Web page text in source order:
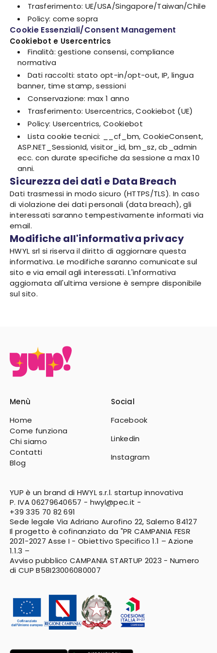
Trasferimento: UE/USA/Singapore/Taiwan/Chile
Policy: come sopra
Cookie Essenziali/Consent Management
Cookiebot e Usercentrics
Finalità: gestione consensi, compliance
normativa
Dati raccolti: stato opt-in/opt-out, IP, lingua
banner, time stamp, sessioni
Conservazione: max 1 anno
Trasferimento: Usercentrics, Cookiebot (UE)
Policy: Usercentrics, Cookiebot
Lista cookie tecnici: __cf_bm, CookieConsent,
ASP.NET_SessionId, visitor_id, bm_sz, cb_admin
ecc. con durate specifiche da sessione a max 10
anni.
Sicurezza dei dati e Data Breach
Dati trasmessi in modo sicuro (HTTPS/TLS). In caso
di violazione dei dati personali (data breach), gli
interessati saranno tempestivamente informati via
email.
Modifiche all'informativa privacy
HWYL srl si riserva il diritto di aggiornare questa
informativa. Le modifiche saranno comunicate sul
sito e via email agli interessati. L'informativa
aggiornata all'ultima versione è sempre disponibile
sul sito.
Menù
Home
Come funziona
Chi siamo
Contatti
Blog
Social
Facebook
Linkedin
Instagram
YUP è un brand di HWYL s.r.l. startup innovativa
P. IVA 06279640657 - hwyl@pec.it -
+39 335 70 82 691
Sede legale Via Adriano Aurofino 22, Salerno 84127
Il progetto è cofinanziato da "PR CAMPANIA FESR
2021-2027 Asse I - Obiettivo Specifico 1.1 – Azione
1.1.3 –
Avviso pubblico CAMPANIA STARTUP 2023 - Numero
di CUP B58I23006080007